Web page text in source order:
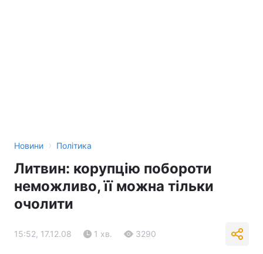
Новини › Політика
Литвин: корупцію побороти
неможливо, її можна тільки
очолити
15:52, 17.12.08 1 хв. 3290